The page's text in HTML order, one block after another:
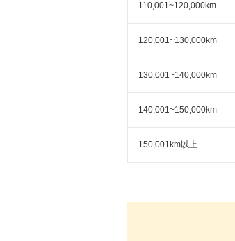
110,001~120,000km
120,001~130,000km
130,001~140,000km
140,001~150,000km
150,001km以上